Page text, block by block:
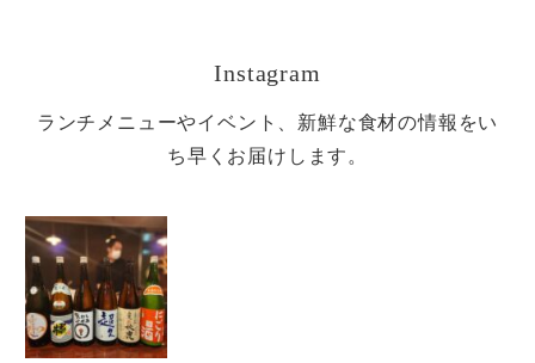
Instagram
ランチメニューやイベント、新鮮な食材の情報をい
ち早くお届けします。